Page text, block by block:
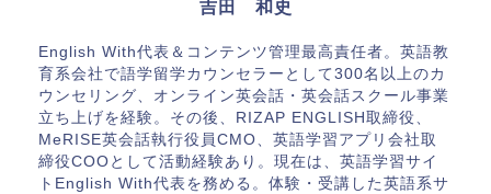
吉田 和史
English With代表＆コンテンツ管理最高責任者。英語教
育系会社で語学留学カウンセラーとして300名以上のカ
ウンセリング、オンライン英会話・英会話スクール事業
立ち上げを経験。その後、RIZAP ENGLISH取締役、
MeRISE英会話執行役員CMO、英語学習アプリ会社取
締役COOとして活動経験あり。現在は、英語学習サイ
トEnglish With代表を務める。体験・受講した英語系サ